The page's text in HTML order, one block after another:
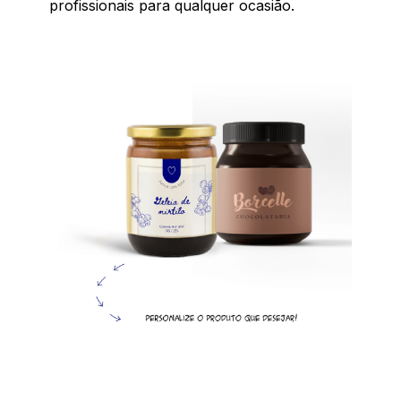
profissionais para qualquer ocasião.